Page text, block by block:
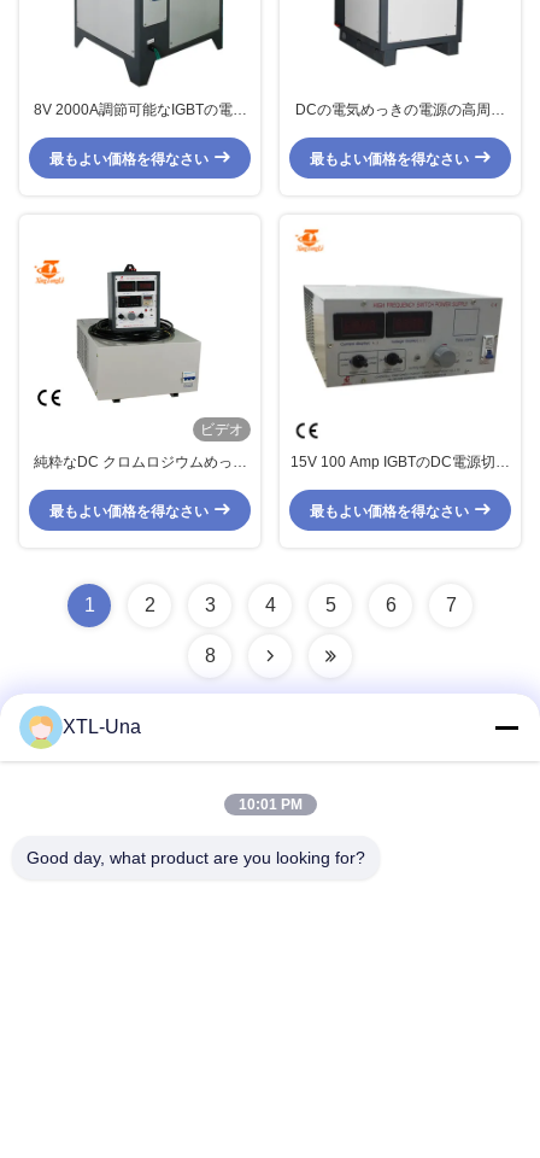
8V 2000A調節可能なIGBTの電気
ます
最もよい価格を得なさい
DCの電気めっきの電源の高周波
最もよい価格を得なさい
ビデオ
純粋なDC クロムロジウムめっき
最もよい価格を得なさい
15V 100 Amp IGBTのDC電源切換
最もよい価格を得なさい
1 2 3 4 5 6 7
8
アドレス:
XTL-Una
10:01 PM
Good day, what product are you looking for?